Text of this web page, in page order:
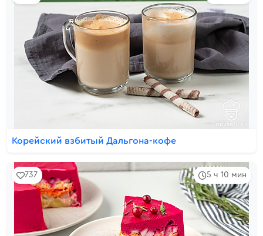
Корейский взбитый Дальгона-кофе
5 ч 10 мин
737